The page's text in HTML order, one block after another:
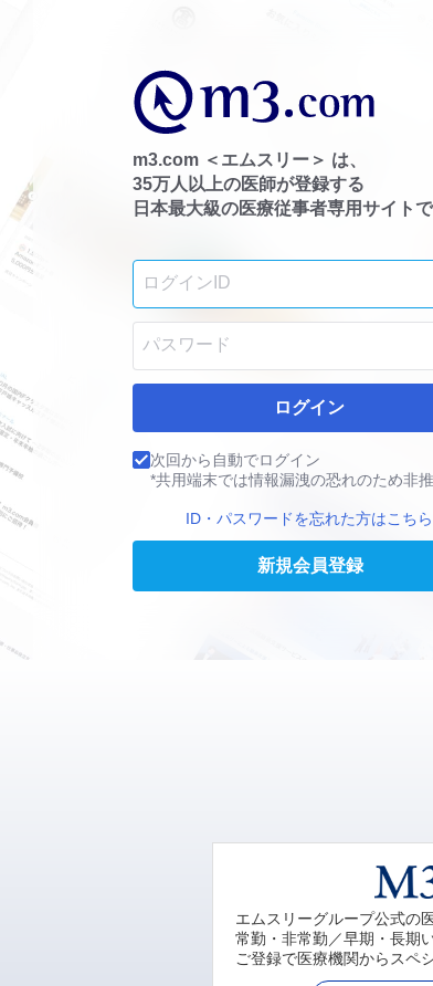
m3.com ＜エムスリー＞ は、
35万人以上の医師が登録する
日本最大級の医療従事者専用サイトで
ログイン
次回から自動でログイン
*共用端末では情報漏洩の恐れのため非
ID・パスワードを忘れた方はこちら
新規会員登録
エムスリーグループ公式の
常勤・非常勤／早期・長期
ご登録で医療機関からスペ